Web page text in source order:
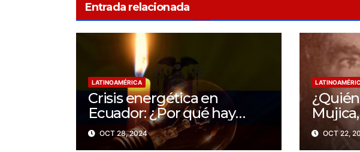
Entrada relacionada
LATINOAMÉRICA
Crisis energética en
Ecuador: ¿Por qué hay
apagones de hasta 14 horas
al día?
OCT 28, 2024
fueOCT 22,